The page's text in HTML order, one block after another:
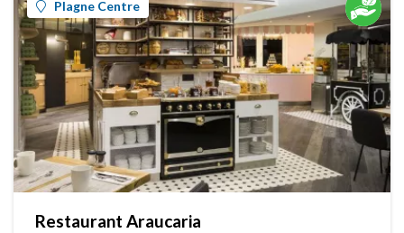
Plagne Centre
Restaurant Araucaria